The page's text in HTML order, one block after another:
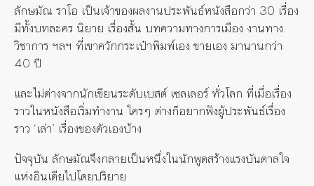
ลักษมัณ ราโอ เป็นเจ้าของผลงานประพันธ์หนังสือกว่า 30 เรื่อง
มีทั้งบทละคร นิยาย เรื่องสั้น บทความทางการเมือง งานทาง
วิชาการ ฯลฯ ที่เขาควักกระเป๋าพิมพ์เอง ขายเอง มานานกว่า
40 ปี
และไม่ต่างจากนักเขียนระดับเบสต์ เซลเลอร์ ทั่วโลก ที่เมื่อเรื่อง
ราวในหนังสือเริ่มทำงาน ใครๆ ต่างก็อยากฟังผู้ประพันธ์เรื่อง
ราว ‘เล่า’ เรื่องของตัวเองบ้าง
ปัจจุบัน ลักษมัณจึงกลายเป็นหนึ่งในนักพูดสร้างแรงบันดาลใจ
แห่งอินเดียไปโดยปริยาย